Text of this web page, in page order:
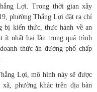
Lợi. Trong thời gian xây
phường Thắng Lợi đặt ra chỉ
bị kiến thức, thực hành về an
ít nhất hai lần trong quá trình
thức ăn đường phố chấp
Lợi, mô hình này sẽ được
phường khác trên địa bàn